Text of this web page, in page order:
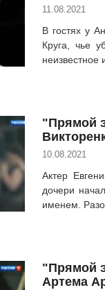
11.08.2021
В гостях у
Круга, чье
неизвестное
"Прямой
10.08.2021
Актер
дочери
именем.
"Прямой
Артема